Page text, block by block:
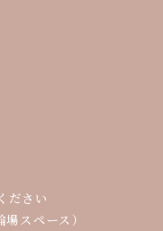
ださい
スペース）